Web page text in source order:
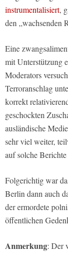
instrumentalisiert,
den „wachsenden
Eine
mit Unterstützung
Moderators
Terroranschlag
korrekt
geschockten
ausländische
sehr viel weiter,
auf solche
Folgerichtig war
Berlin dann auch
der ermordete
öffentlichen
Anmerkung: Der